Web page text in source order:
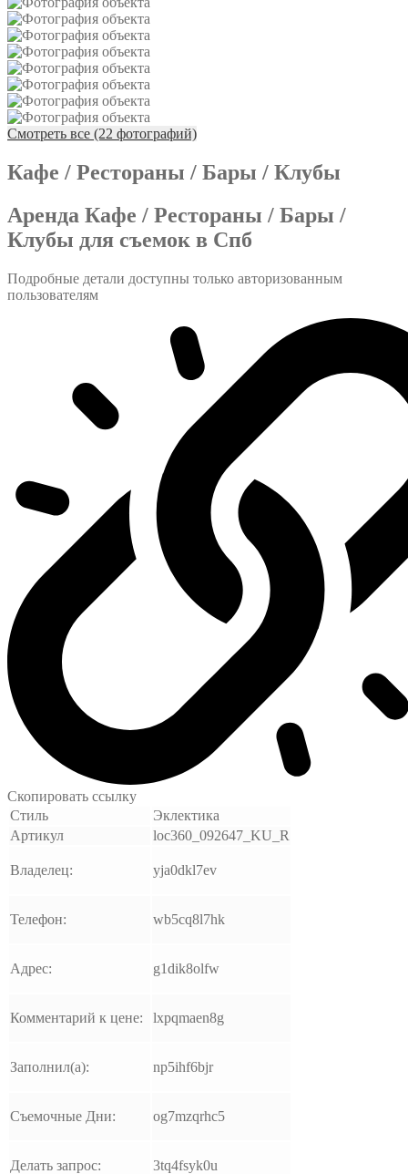
Смотреть все (22 фотографий)
Кафе / Рестораны / Бары / Клубы
Аренда Кафе / Рестораны / Бары /
Клубы для съемок в Спб
Подробные детали доступны только авторизованным
пользователям
Скопировать ссылку
Стиль
Эклектика
Артикул
loc360_092647_KU_R
Владелец: yja0dkl7ev
Телефон: wb5cq8l7hk
Адрес: g1dik8olfw
Комментарий к цене: lxpqmaen8g
Заполнил(а): np5ihf6bjr
Съемочные Дни: og7mzqrhc5
Делать запрос: 3tq4fsyk0u